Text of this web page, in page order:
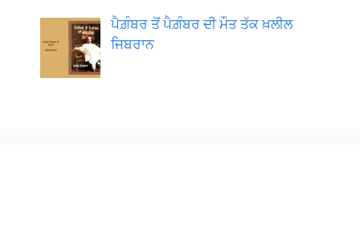
ਪੈਗ਼ੰਬਰ ਤੋਂ ਪੈਗ਼ੰਬਰ ਦੀ ਮੌਤ ਤੱਕ ਖ਼ਲੀਲ
ਜਿਬਰਾਨ